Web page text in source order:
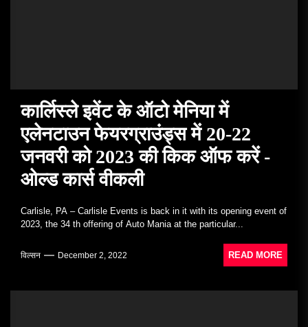
कार्लिस्ले इवेंट के ऑटो मेनिया में
एलेनटाउन फेयरग्राउंड्स में 20-22
जनवरी को 2023 की किक ऑफ करें -
ओल्ड कार्स वीकली
Carlisle, PA – Carlisle Events is back in it with its opening event of
2023, the 34 th offering of Auto Mania at the particular...
विल्सन December 2, 2022 READ MORE